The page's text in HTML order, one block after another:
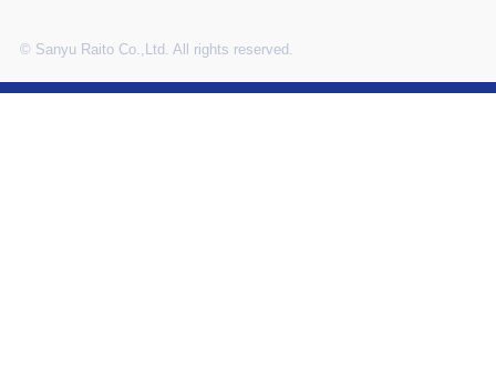
© Sanyu Raito Co.,Ltd. All rights reserved.